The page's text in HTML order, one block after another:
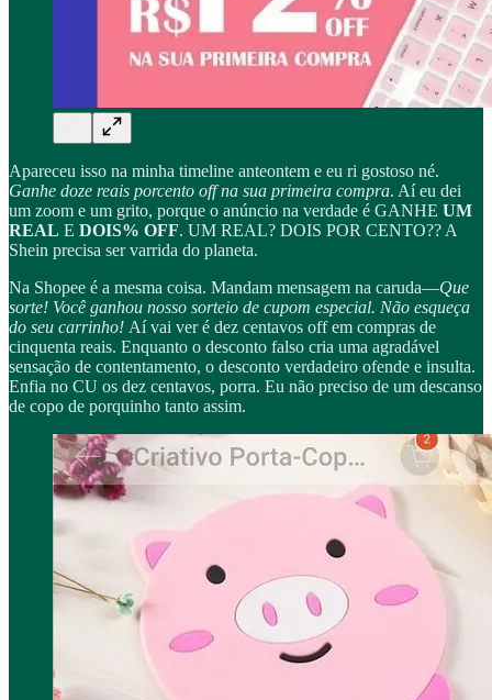
Apareceu isso na minha timeline anteontem e eu ri gostoso né.
Ganhe doze reais porcento off na sua primeira compra. Aí eu dei
um zoom e um grito, porque o anúncio na verdade é GANHE UM
REAL E DOIS% OFF. UM REAL? DOIS POR CENTO?? A
Shein precisa ser varrida do planeta.
Na Shopee é a mesma coisa. Mandam mensagem na caruda—Que
sorte! Você ganhou nosso sorteio de cupom especial. Não esqueça
do seu carrinho! Aí vai ver é dez centavos off em compras de
cinquenta reais. Enquanto o desconto falso cria uma agradável
sensação de contentamento, o desconto verdadeiro ofende e insulta.
Enfia no CU os dez centavos, porra. Eu não preciso de um descanso
de copo de porquinho tanto assim.